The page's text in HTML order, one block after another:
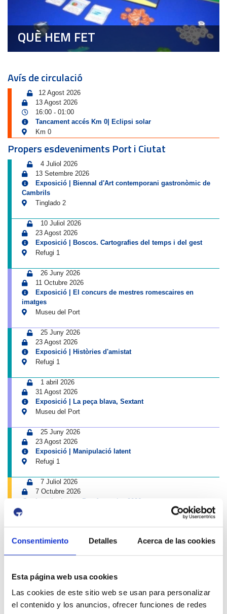
Consentimiento Detalles Acerca de las cookies
Esta página web usa cookies
Las cookies de este sitio web se usan para personalizar
el contenido y los anuncios, ofrecer funciones de redes
QUÈ HEM FET
Avís de circulació
12 Agost 2026
13 Agost 2026
16:00 - 01:00
Tancament accés Km 0| Eclipsi solar
Km 0
Propers esdeveniments Port i Ciutat
4 Juliol 2026
13 Setembre 2026
Exposició | Biennal d'Art contemporani gastronòmic de
Cambrils
Tinglado 2
10 Juliol 2026
23 Agost 2026
Exposició | Boscos. Cartografies del temps i del gest
Refugi 1
26 Juny 2026
11 Octubre 2026
Exposició | El concurs de mestres romescaires en
imatges
Museu del Port
25 Juny 2026
23 Agost 2026
Exposició | Històries d'amistat
Refugi 1
1 abril 2026
31 Agost 2026
Exposició | La peça blava, Sextant
Museu del Port
25 Juny 2026
23 Agost 2026
Exposició | Manipulació latent
Refugi 1
7 Juliol 2026
7 Octubre 2026
Inscripcions a PortAutors/es 2026